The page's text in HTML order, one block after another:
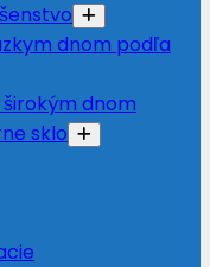
dnom podľa
dnom
sklo